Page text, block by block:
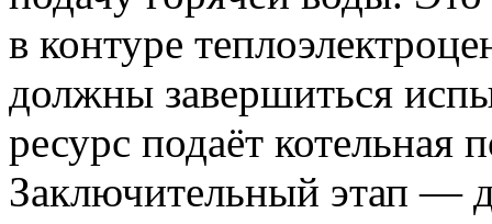
в контуре
должны завершиться
ресурс подаёт котельная
Заключительный этап —